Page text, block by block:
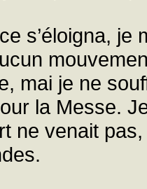
s’éloigna,
mai je ne
la Messe.
ne venait